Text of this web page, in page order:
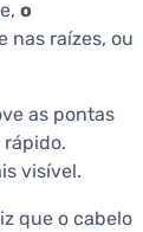
o
nas raízes, ou
as pontas
visível.
que o cabelo